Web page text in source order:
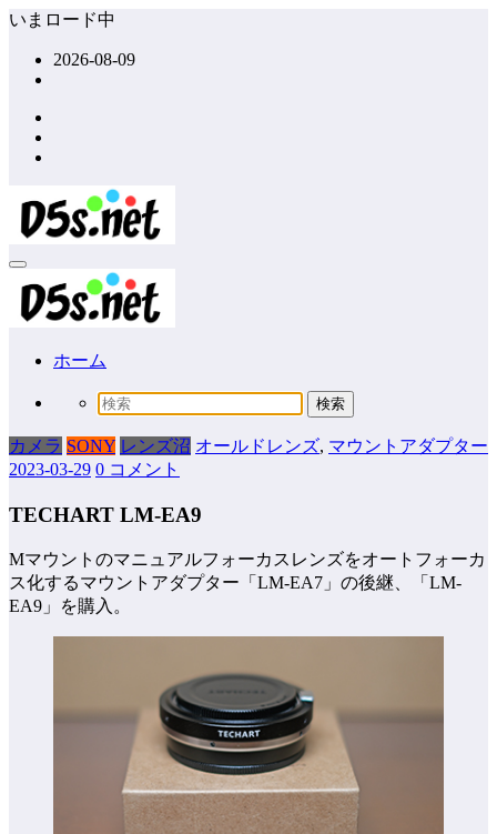
コ
ッ
プ
いまロード中
2026-08-09
ホーム
カメラ SONY レンズ沼 オールドレンズ, マウントアダプター
2023-03-29 0 コメント
TECHART LM-EA9
Mマウントのマニュアルフォーカスレンズをオートフォーカ
ス化するマウントアダプター「LM-EA7」の後継、「LM-
EA9」を購入。